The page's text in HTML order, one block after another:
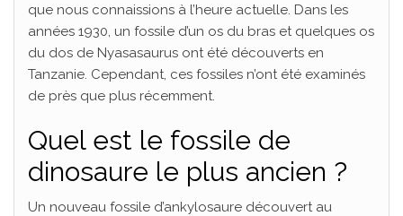
que nous connaissions à l’heure actuelle. Dans les
années 1930, un fossile d’un os du bras et quelques os
du dos de Nyasasaurus ont été découverts en
Tanzanie. Cependant, ces fossiles n’ont été examinés
de près que plus récemment.
Quel est le fossile de
dinosaure le plus ancien ?
Un nouveau fossile d’ankylosaure découvert au